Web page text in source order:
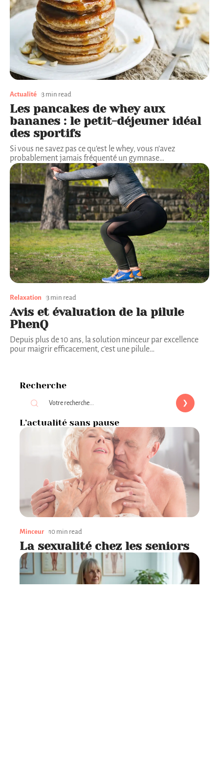
Actualité 3 min read
Les pancakes de whey aux
bananes : le petit-déjeuner idéal
des sportifs
Si vous ne savez pas ce qu’est le whey, vous n’avez
probablement jamais fréquenté un gymnase…
Relaxation 3 min read
Avis et évaluation de la pilule
PhenQ
Depuis plus de 10 ans, la solution minceur par excellence
pour maigrir efficacement, c’est une pilule…
Recherche
L’actualité sans pause
Minceur 10 min read
La sexualité chez les seniors